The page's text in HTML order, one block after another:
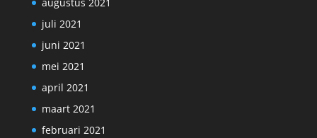
juli 2021
juni 2021
mei 2021
april 2021
maart 2021
februari 2021